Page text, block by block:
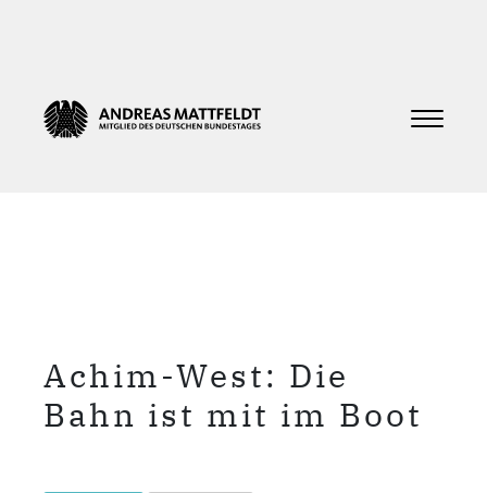
Achim-West: Die
Bahn ist mit im Boot